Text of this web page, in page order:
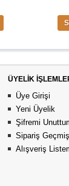
ÜYELİK
Üye Girişi
Yeni Üyelik
Şifremi
Sipariş
Alışveriş